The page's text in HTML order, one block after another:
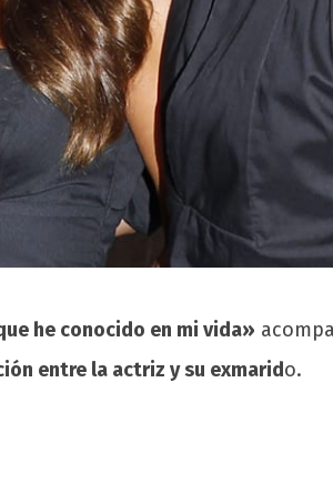
he conocido en mi vida»
entre la actriz y su exmarido.